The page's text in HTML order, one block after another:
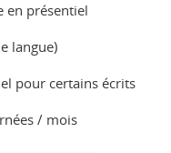
en présentiel
langue)
pour certains écrits
/ mois